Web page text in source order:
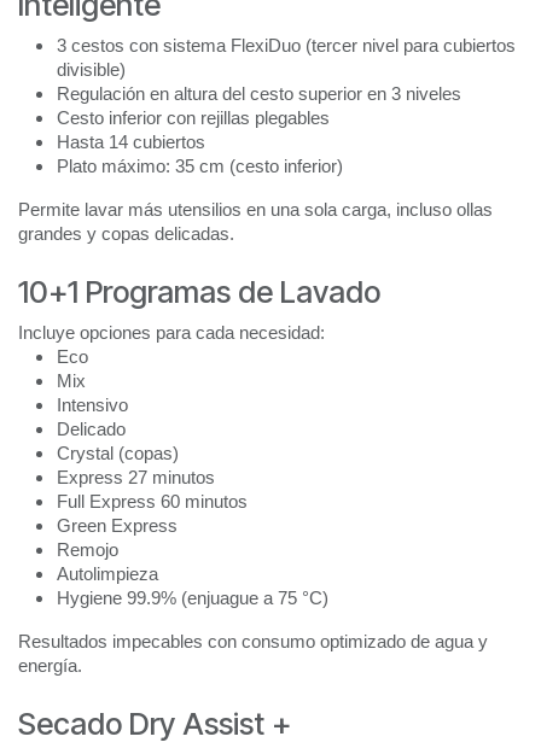
3 cestos con sistema FlexiDuo (tercer nivel para cubiertos
divisible)
Regulación en altura del cesto superior en 3 niveles
Cesto inferior con rejillas plegables
Hasta 14 cubiertos
Plato máximo: 35 cm (cesto inferior)
Permite lavar más utensilios en una sola carga, incluso ollas
grandes y copas delicadas.
10+1 Programas de Lavado
Incluye opciones para cada necesidad:
Eco
Mix
Intensivo
Delicado
Crystal (copas)
Express 27 minutos
Full Express 60 minutos
Green Express
Remojo
Autolimpieza
Hygiene 99.9% (enjuague a 75 °C)
Resultados impecables con consumo optimizado de agua y
energía.
Secado Dry Assist +